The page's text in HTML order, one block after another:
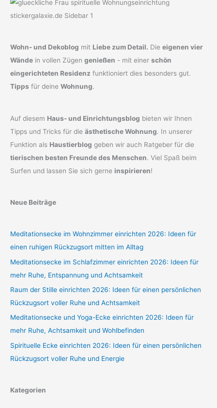
Wohn- und Dekoblog mit Liebe zum Detail. Dieeigenen vier
Wände in vollen Zügengenießen - mit einerschön
eingerichteten Residenz funktioniert dies besonders gut.
Tipps für deineWohnung.
Auf diesem Haus- und Einrichtungsblog bieten wir Ihnen
Tipps und Tricks für dieästhetische Wohnung. In unserer
Funktion als Haustierblog geben wir auch Ratgeber für die
tierischen besten Freunde des Menschen. Viel Spaß beim
Surfen und lassen Sie sich gerne inspirieren!
Neue Beiträge
Meditationsecke im Wohnzimmer einrichten 2026: Ideen für
einen ruhigen Rückzugsort mitten im Alltag
Meditationsecke im Schlafzimmer einrichten 2026: Ideen für
mehr Ruhe, Entspannung und Achtsamkeit
Raum der Stille einrichten 2026: Ideen für einen persönlichen
Rückzugsort voller Ruhe und Achtsamkeit
Meditationsecke und Yoga-Ecke einrichten 2026: Ideen für
mehr Ruhe, Achtsamkeit und Wohlbefinden
Spirituelle Ecke einrichten 2026: Ideen für einen persönlichen
Rückzugsort voller Ruhe und Energie
Kategorien